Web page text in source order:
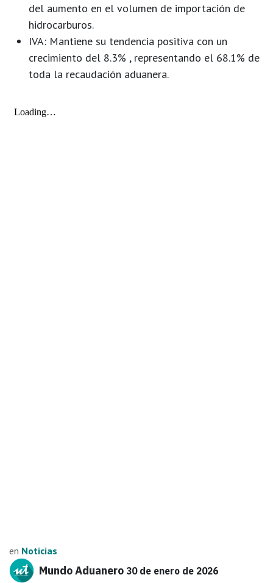
del aumento en el volumen de importación de
hidrocarburos.
IVA: Mantiene su tendencia positiva con un
crecimiento del 8.3% , representando el 68.1% de
toda la recaudación aduanera.
en Noticias
Mundo Aduanero 30 de enero de 2026